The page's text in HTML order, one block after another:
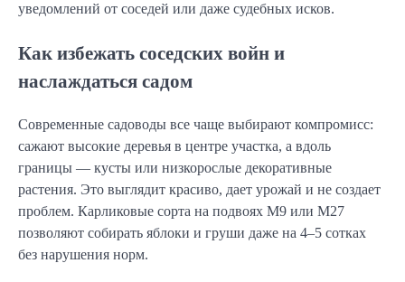
уведомлений от соседей или даже судебных исков.
Как избежать соседских войн и
наслаждаться садом
Современные садоводы все чаще выбирают компромисс:
сажают высокие деревья в центре участка, а вдоль
границы — кусты или низкорослые декоративные
растения. Это выглядит красиво, дает урожай и не создает
проблем. Карликовые сорта на подвоях М9 или М27
позволяют собирать яблоки и груши даже на 4–5 сотках
без нарушения норм.